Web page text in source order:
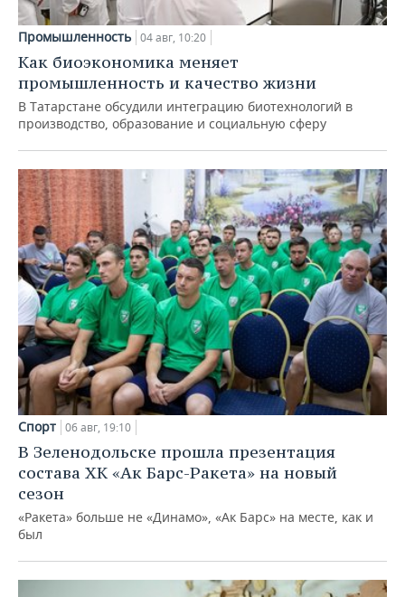
Промышленность 04 авг, 10:20
Как биоэкономика меняет
промышленность и качество жизни
В Татарстане обсудили интеграцию биотехнологий в
производство, образование и социальную сферу
Спорт 06 авг, 19:10
В Зеленодольске прошла презентация
состава ХК «Ак Барс-Ракета» на новый
сезон
«Ракета» больше не «Динамо», «Ак Барс» на месте, как и
был